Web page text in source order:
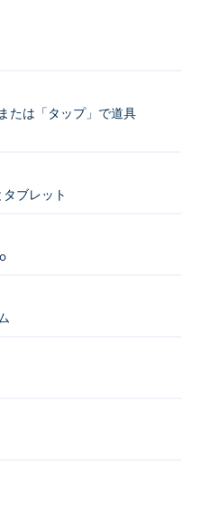
たは「タップ」で道具
ブレット